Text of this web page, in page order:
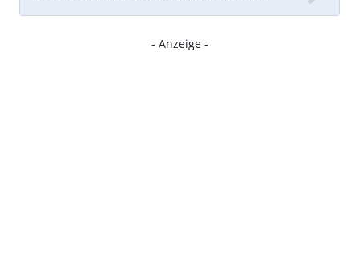
- Anzeige -